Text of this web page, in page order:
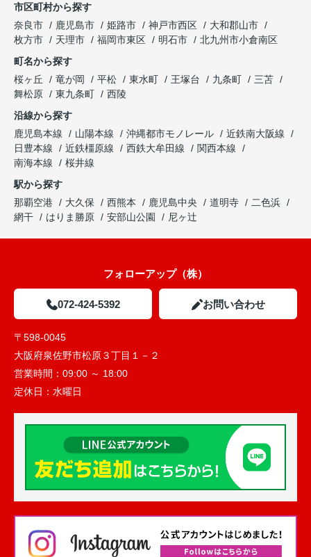
市区町村から探す
奈良市
鹿児島市 姫路市 神戸市西区
大和郡山市
枚方市
天理市 福岡市東区 明石市
北九州市小倉南区
町名から探す
桜ヶ丘
竜が岡 平松 東水町 王塚台 九条町
三苫
舞松原
東九条町
西陵
沿線から探す
鹿児島本線
山陽本線 沖縄都市モノレール
近鉄南大阪線
日豊本線
近鉄橿原線 西鉄大牟田線
関西本線
南海本線
桜井線
駅から探す
那覇空港
大久保 西熊本 鹿児島中央 道明寺
二色浜
網干
はりま勝原 安部山公園 尼ヶ辻
フォローアップ（株）
072-424-5392 お問い合わせ
〒598-0045
大阪府泉佐野市松原３丁目１－２
営業時間： 09:00 ～ 18:00
定休日： 水曜日